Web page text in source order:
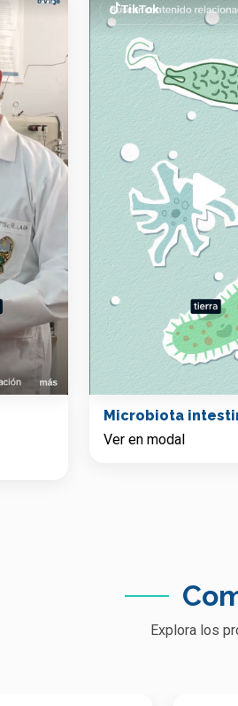
TikTok
Microbiota
Ver en modal
Explora los